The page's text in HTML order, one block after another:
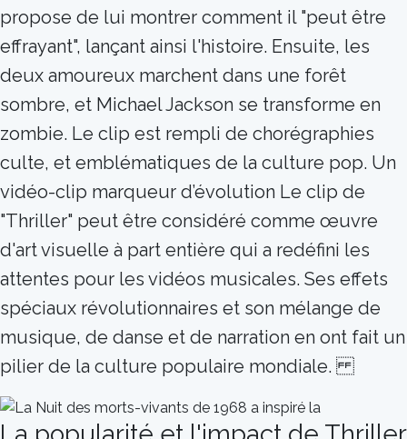
propose de lui montrer comment il "peut être
effrayant", lançant ainsi l'histoire. Ensuite, les
deux amoureux marchent dans une forêt
sombre, et Michael Jackson se transforme en
zombie. Le clip est rempli de chorégraphies
culte, et emblématiques de la culture pop. Un
vidéo-clip marqueur d’évolution Le clip de
"Thriller" peut être considéré comme œuvre
d'art visuelle à part entière qui a redéfini les
attentes pour les vidéos musicales. Ses effets
spéciaux révolutionnaires et son mélange de
musique, de danse et de narration en ont fait un
pilier de la culture populaire mondiale.